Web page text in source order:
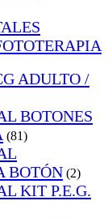
ADULTO /
BOTONES
(81)
BOTÓN (2)
KIT P.E.G.